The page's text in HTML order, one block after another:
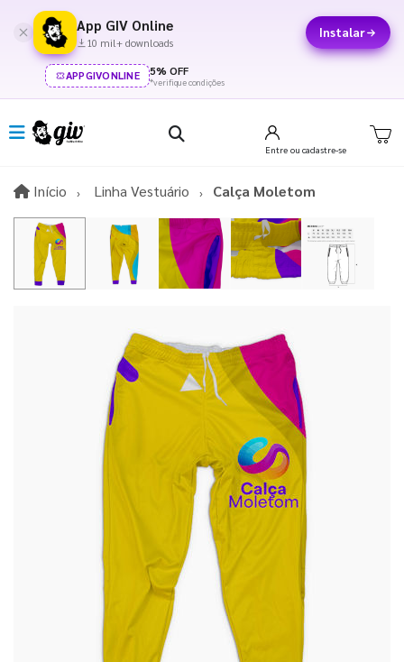
App GIV Online
10 mil+ downloads
Instalar
APPGIVONLINE 5% OFF
*verifique condições
Entre ou cadastre-se
Início InícioLinha Vestuário Calça Moletom